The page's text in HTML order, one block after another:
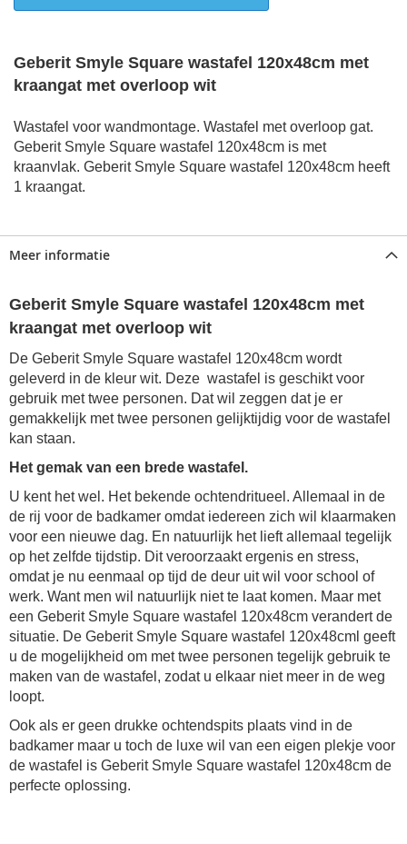
Geberit Smyle Square wastafel 120x48cm met
kraangat met overloop wit
Wastafel voor wandmontage. Wastafel met overloop gat.
Geberit Smyle Square wastafel 120x48cm is met
kraanvlak. Geberit Smyle Square wastafel 120x48cm heeft
1 kraangat.
Meer informatie
Geberit Smyle Square wastafel 120x48cm met
kraangat met overloop wit
De Geberit Smyle Square wastafel 120x48cm wordt
geleverd in de kleur wit. Deze wastafel is geschikt voor
gebruik met twee personen. Dat wil zeggen dat je er
gemakkelijk met twee personen gelijktijdig voor de wastafel
kan staan.
Het gemak van een brede wastafel.
U kent het wel. Het bekende ochtendritueel. Allemaal in de
de rij voor de badkamer omdat iedereen zich wil klaarmaken
voor een nieuwe dag. En natuurlijk het lieft allemaal tegelijk
op het zelfde tijdstip. Dit veroorzaakt ergenis en stress,
omdat je nu eenmaal op tijd de deur uit wil voor school of
werk. Want men wil natuurlijk niet te laat komen. Maar met
een Geberit Smyle Square wastafel 120x48cm verandert de
situatie. De Geberit Smyle Square wastafel 120x48cml geeft
u de mogelijkheid om met twee personen tegelijk gebruik te
maken van de wastafel, zodat u elkaar niet meer in de weg
loopt.
Ook als er geen drukke ochtendspits plaats vind in de
badkamer maar u toch de luxe wil van een eigen plekje voor
de wastafel is Geberit Smyle Square wastafel 120x48cm de
perfecte oplossing.